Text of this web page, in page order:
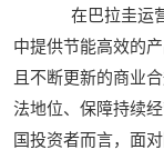
在巴拉圭运营
中提供节能高效的
且不断更新的商业
法地位、保障持续
国投资者而言，面